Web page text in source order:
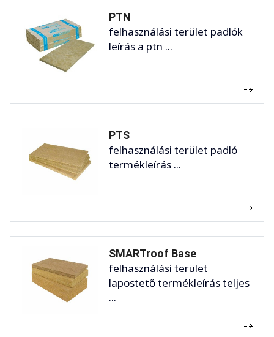
PTN
felhasználási terület padlók
leírás a ptn ...
PTS
felhasználási terület padló
termékleírás ...
SMARTroof Base
felhasználási terület
lapostető termékleírás teljes
...